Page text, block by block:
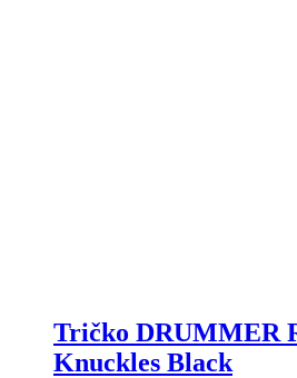
Tričko DRUMMER
Knuckles Black